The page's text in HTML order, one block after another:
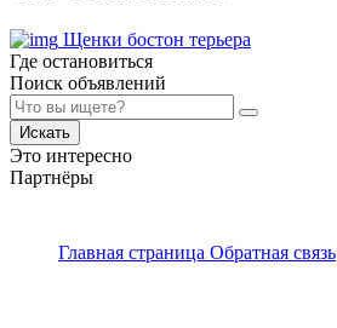
Щенки бостон терьера
Где остановиться
Поиск объявлений
Искать
Это интересно
Партнёры
Главная страница Обратная связь